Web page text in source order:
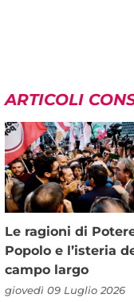
ARTICOLI
Le ragioni di
Popolo e l’isteria
campo largo
giovedì 09 Luglio 2026